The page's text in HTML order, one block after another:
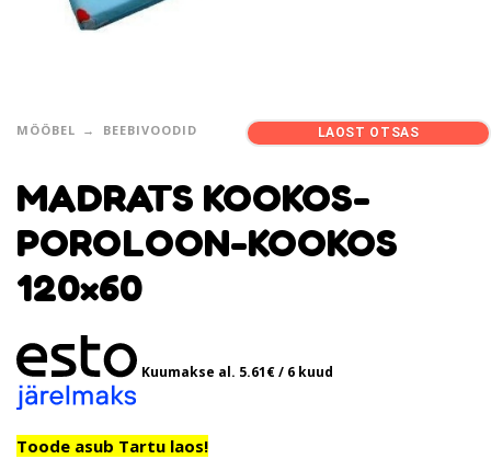
MÖÖBEL BEEBIVOODID LAOST OTSAS
MADRATS KOOKOS-
POROLOON-KOOKOS
120×60
Kuumakse al. 5.61€/ 6 kuud
Toode asub Tartu laos!